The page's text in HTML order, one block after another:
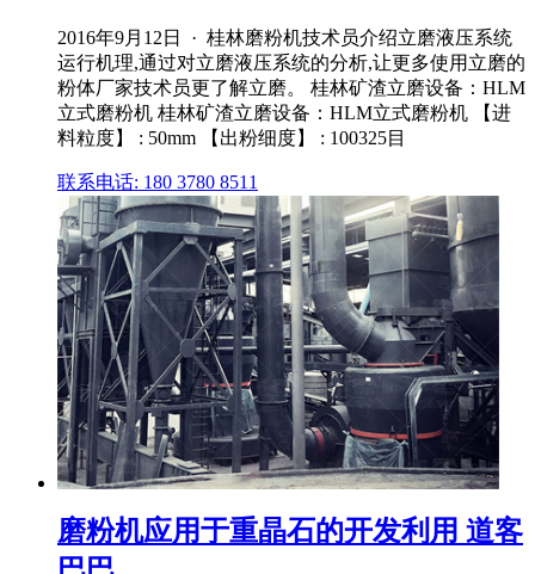
2016年9月12日 · 桂林磨粉机技术员介绍立磨液压系统
运行机理,通过对立磨液压系统的分析,让更多使用立磨的
粉体厂家技术员更了解立磨。 桂林矿渣立磨设备：HLM
立式磨粉机 桂林矿渣立磨设备：HLM立式磨粉机 【进
料粒度】 : 50mm 【出粉细度】 : 100325目
联系电话: 180 3780 8511
磨粉机应用于重晶石的开发利用 道客